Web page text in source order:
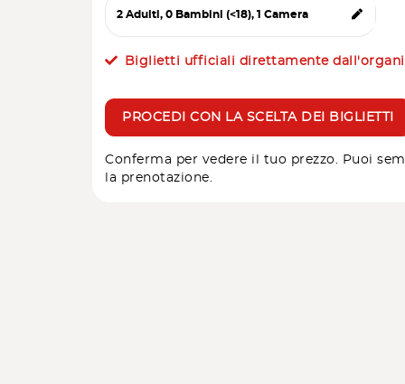
Biglietti ufficiali direttamente
PROCEDI CON LA SCELTA DEI BIGLIETTI
Conferma per vedere il tuo prezzo. Puoi
la prenotazione.